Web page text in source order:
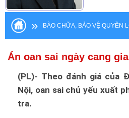
» BÀO CHỮA, BẢO VỆ QUYỀN
Án oan sai ngày cang
(PL)- Theo đánh giá của
Nội, oan sai chủ yếu xuất
tra.